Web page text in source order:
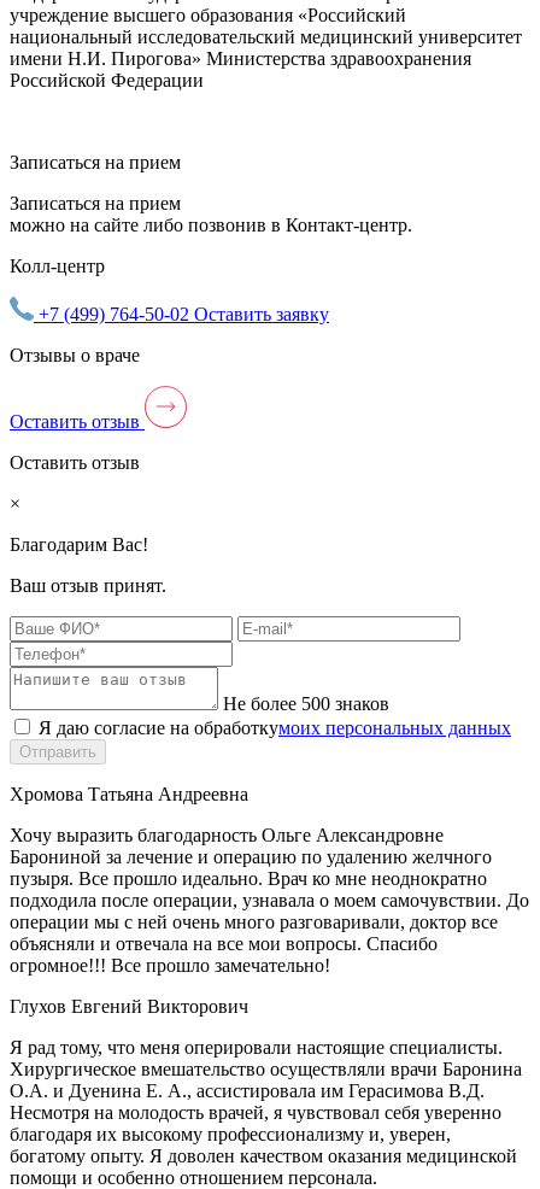
учреждение высшего образования «Российский
национальный исследовательский медицинский университет
имени Н.И. Пирогова» Министерства здравоохранения
Российской Федерации
Записаться на прием
Записаться на прием
можно на сайте либо позвонив в Контакт-центр.
Колл-центр
+7 (499) 764-50-02 Оставить заявку
Отзывы о враче
Оставить отзыв
Оставить отзыв
×
Благодарим Вас!
Ваш отзыв принят.
Не более 500 знаков
Я даю согласие на обработкумоих персональных данных
Отправить
Хромова Татьяна Андреевна
Хочу выразить благодарность Ольге Александровне
Барониной за лечение и операцию по удалению желчного
пузыря. Все прошло идеально. Врач ко мне неоднократно
подходила после операции, узнавала о моем самочувствии. До
операции мы с ней очень много разговаривали, доктор все
объясняли и отвечала на все мои вопросы. Спасибо
огромное!!! Все прошло замечательно!
Глухов Евгений Викторович
Я рад тому, что меня оперировали настоящие специалисты.
Хирургическое вмешательство осуществляли врачи Баронина
О.А. и Дуенина Е. А., ассистировала им Герасимова В.Д.
Несмотря на молодость врачей, я чувствовал себя уверенно
благодаря их высокому профессионализму и, уверен,
богатому опыту. Я доволен качеством оказания медицинской
помощи и особенно отношением персонала.